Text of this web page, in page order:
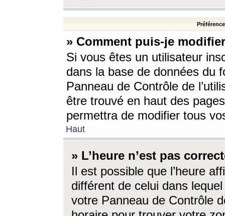
» Comment puis-je
Si vous êtes un utilisateur
dans la base de données du
Panneau de Contrôle de
être trouvé en haut des
permettra de modifier tous
Haut
» L’heure n’est pas
Il est possible que l’heure
différent de celui dans
votre Panneau de Contrôle